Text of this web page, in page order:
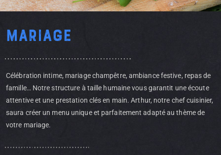
Mariage
Célébration intime, mariage champêtre, ambiance festive, repas de
famille… Notre structure à taille humaine vous garantit une écoute
attentive et une prestation clés en main. Arthur, notre chef cuisinier,
saura créer un menu unique et parfaitement adapté au thème de
votre mariage.